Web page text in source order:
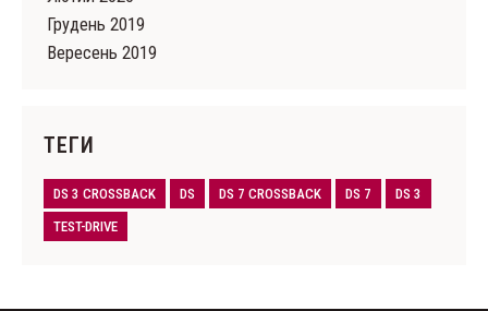
Грудень 2019
Вересень 2019
ТЕГИ
DS 3 CROSSBACK DS DS 7 CROSSBACK DS 7
DS 3
TEST-DRIVE